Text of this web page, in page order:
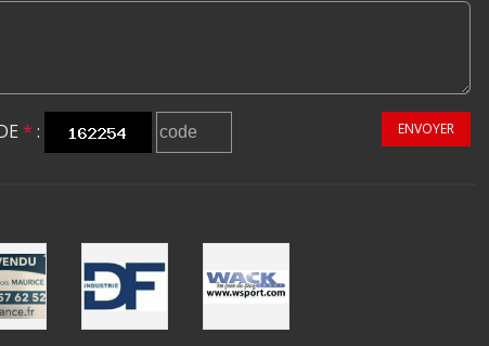
* : ENVOYER